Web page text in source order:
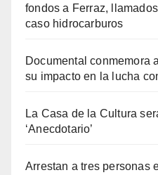
fondos a Ferraz,
caso hidrocarburos
Documental conmemora
su impacto en la lucha
La Casa de la Cultura
‘Anecdotario’
Arrestan a tres personas